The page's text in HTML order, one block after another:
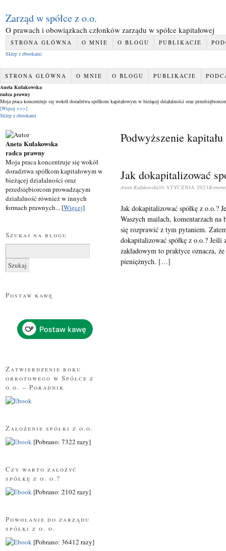
Zarząd w spółce z o.o.
O prawach i obowiązkach członków zarządu w spółce kapitałowej
STRONA GŁÓWNA O MNIE O BLOGU PUBLIKACJE
Sklep z ebookami
STRONA GŁÓWNA O MNIE O BLOGU PUBLIKACJE
Aneta Kułakowska
radca prawny
Moja praca koncentruje się wokół doradztwa spółkom kapitałowym w bieżącej działalności oraz
[Więcej >>>]
Sklep z ebookami
Podwyższenie kapitału
Jak dokapitalizować
Aneta Kułakowska30 STYCZNIA 2023
Jak dokapitalizować spółkę z o.o.?
Waszych mailach, komentarzach
się rozprawić z tym pytaniem.
dokapitalizować spółkę z o.o.? Jeśli
zakładowym to praktyce oznacza,
pieniężnych. […]
Aneta Kułakowska
radca prawny
Moja praca koncentruje się wokół
doradztwa spółkom kapitałowym w
bieżącej działalności oraz
przedsiębiorcom prowadzącym
działalność również w innych
formach prawnych... [Więcej]
Szukaj na blogu
Postaw kawę
Zatwierdzenie roku
obrotowego w Spółce z
o.o. – Poradnik
Założenie spółki z o.o.
[Pobrano: 7322 razy]
Czy warto założyć
spółkę z o. o.?
[Pobrano: 2102 razy]
Powołanie do zarządu
spółki z o. o.
[Pobrano: 36412 razy]